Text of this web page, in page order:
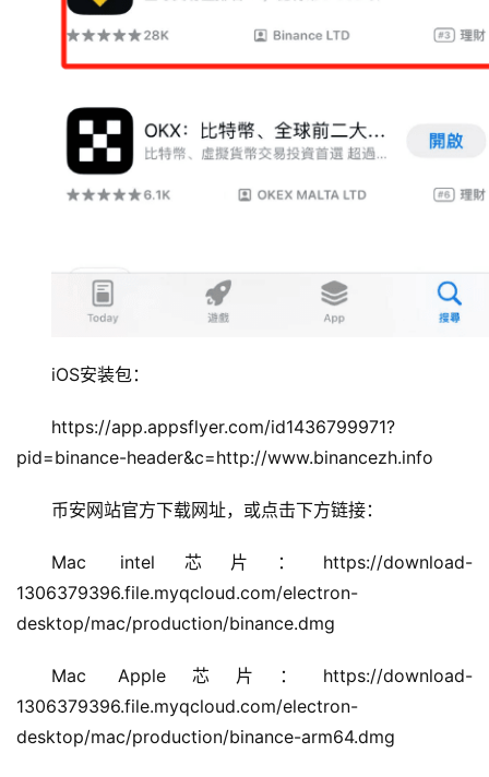
iOS安装包：
https://app.appsflyer.com/id1436799971?
pid=binance-header&c=http://www.binancezh.info
币安网站官方下载网址，或点击下方链接：
Mac intel芯片：https://download-
1306379396.file.myqcloud.com/electron-
desktop/mac/production/binance.dmg
Mac Apple芯片：https://download-
1306379396.file.myqcloud.com/electron-
desktop/mac/production/binance-arm64.dmg